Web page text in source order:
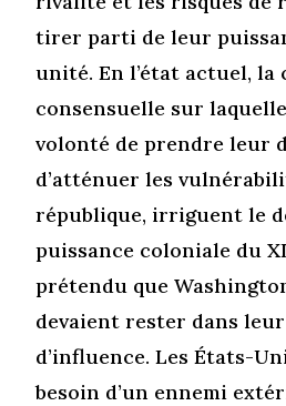
tirer parti de leur
unité. En l’état actuel, la
consensuelle sur
volonté de prendre leur
d’atténuer les
république, irriguent le
puissance coloniale du
prétendu que
devaient rester dans
d’influence. Les États-
besoin d’un ennemi